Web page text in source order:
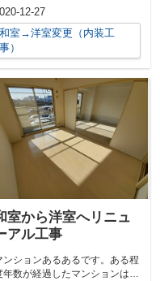
させて頂きましたのでご紹介さ
て頂きま...
12-27
和室→洋室変更（内装工
事）
室から洋室へリニュ
アル工事
ンションあるあるです。ある程
年数が経過したマンションは